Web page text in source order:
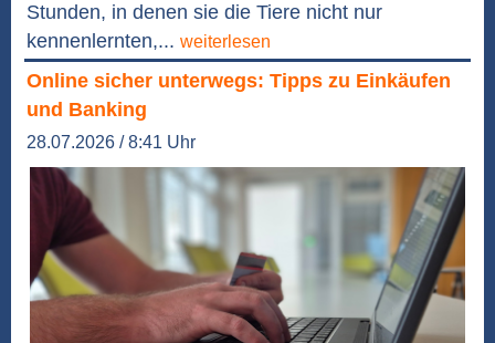
Stunden, in denen sie die Tiere nicht nur
kennenlernten,... weiterlesen
Online sicher unterwegs: Tipps zu Einkäufen
und Banking
28.07.2026 / 8:41 Uhr